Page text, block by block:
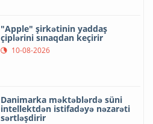
"Apple" şirkətinin yaddaş
çiplərini sınaqdan keçirir
10-08-2026
Danimarka məktəblərdə süni
intellektdən istifadəyə nəzarəti
sərtləşdirir